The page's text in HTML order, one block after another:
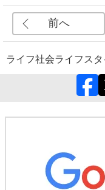
前へ
ライフ社会ライフス